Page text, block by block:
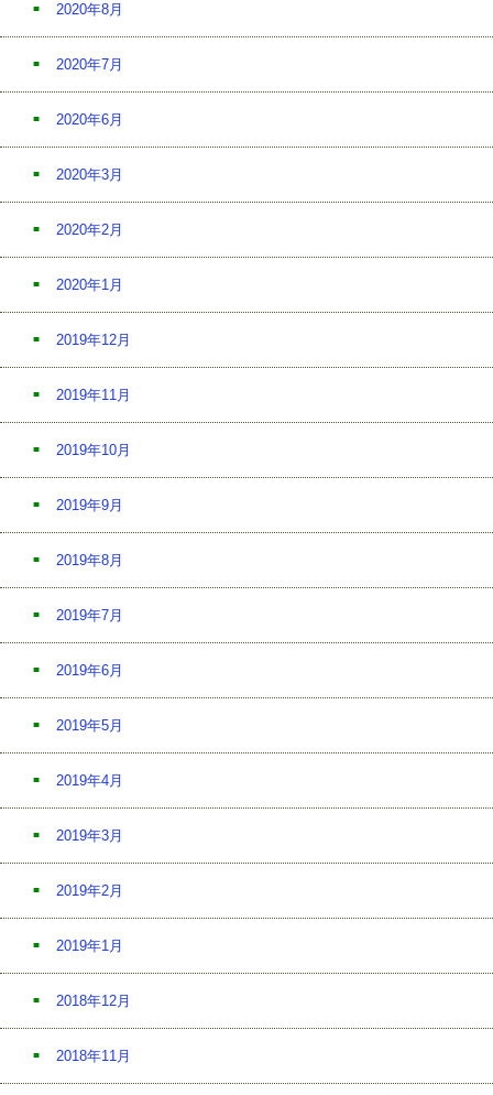
2020年8月
2020年7月
2020年6月
2020年3月
2020年2月
2020年1月
2019年12月
2019年11月
2019年10月
2019年9月
2019年8月
2019年7月
2019年6月
2019年5月
2019年4月
2019年3月
2019年2月
2019年1月
2018年12月
2018年11月